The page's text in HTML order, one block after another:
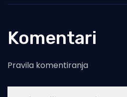
Komentari
Pravila komentiranja